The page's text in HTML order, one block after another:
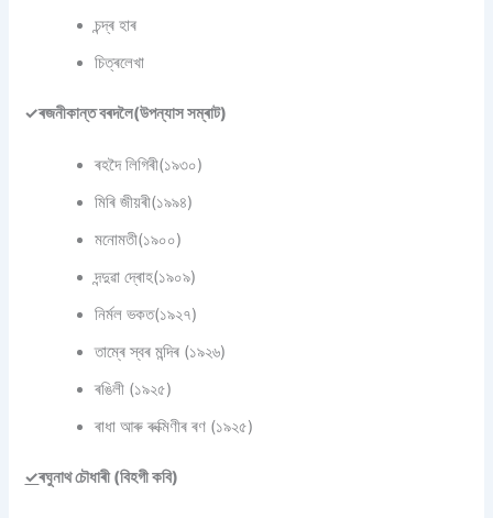
চন্দ্ৰ হাৰ
চিত্ৰলেখা
✓ৰজনীকান্ত বৰদলৈ(উপন্যাস সম্ৰাট)
ৰহদৈ লিগিৰী(১৯৩০)
মিৰি জীয়ৰী(১৯৯৪)
মনোমতী(১৯০০)
দন্দুৱা দ্ৰোহ(১৯০৯)
নিৰ্মল ভকত(১৯২৭)
তাম্ৰে স্বৰ মন্দিৰ (১৯২৬)
ৰঙিলী (১৯২৫)
ৰাধা আৰু ৰুক্মিণীৰ ৰণ (১৯২৫)
✓ৰঘুনাথ চৌধাৰী (বিহগী কবি)